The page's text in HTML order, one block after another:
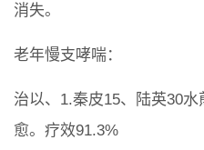
消失。
老年慢支哮喘：
治以、1.秦皮15、陆英30
愈。疗效91.3%